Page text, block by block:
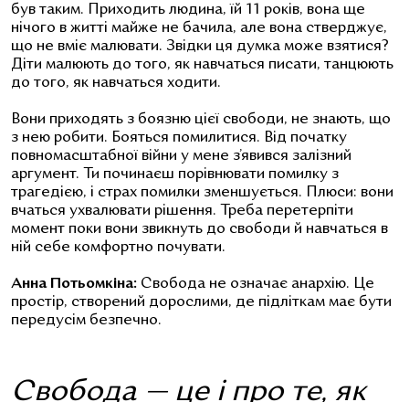
був таким. Приходить людина, їй 11 років, вона ще
нічого в житті майже не бачила, але вона стверджує,
що не вміє малювати. Звідки ця думка може взятися?
Діти малюють до того, як навчаться писати, танцюють
до того, як навчаться ходити.
Вони приходять з боязню цієї свободи, не знають, що
з нею робити. Бояться помилитися. Від початку
повномасштабної війни у мене з’явився залізний
аргумент. Ти починаєш порівнювати помилку з
трагедією, і страх помилки зменшується. Плюси: вони
вчаться ухвалювати рішення. Треба перетерпіти
момент поки вони звикнуть до свободи й навчаться в
ній себе комфортно почувати.
Анна Потьомкіна: Свобода не означає анархію. Це
простір, створений дорослими, де підліткам має бути
передусім безпечно.
Свобода — це і про те, як